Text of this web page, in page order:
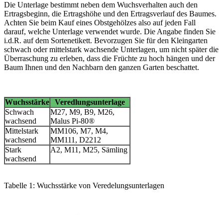
Die Unterlage bestimmt neben dem Wuchsverhalten auch den
Ertragsbeginn, die Ertragshöhe und den Ertragsverlauf des Baumes.
Achten Sie beim Kauf eines Obstgehölzes also auf jeden Fall
darauf, welche Unterlage verwendet wurde. Die Angabe finden Sie
i.d.R. auf dem Sortenetikett. Bevorzugen Sie für den Kleingarten
schwach oder mittelstark wachsende Unterlagen, um nicht später die
Überraschung zu erleben, dass die Früchte zu hoch hängen und der
Baum Ihnen und den Nachbarn den ganzen Garten beschattet.
Wuchsstärke
Veredlungsunterlage
Schwach
wachsend
M27, M9, B9, M26,
Malus Pi-80®
Mittelstark
wachsend
MM106, M7, M4,
MM111, D2212
Stark
wachsend
A2, M11, M25, Sämling
Tabelle 1: Wuchsstärke von Veredelungsunterlagen